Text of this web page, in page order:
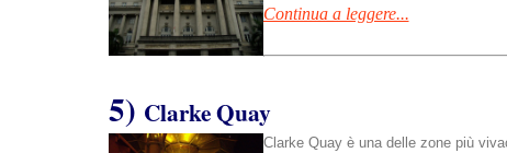
Continua a leggere...
5) Clarke Quay
Clarke Quay è una delle zone più